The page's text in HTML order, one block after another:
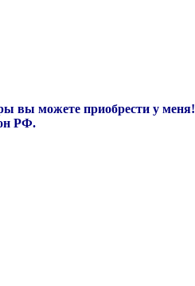
вы можете приобрести у меня!
РФ.